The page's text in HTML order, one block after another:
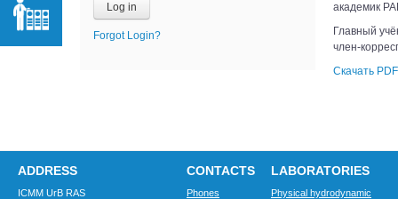
Log in
Forgot Login?
академик
Главный
член-
Скачать PDF
ADDRESS
ICMM UrB RAS
CONTACTS
Phones
LABORATORIES
Physical hydrodynamic